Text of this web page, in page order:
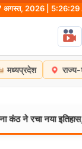
अगस्त, 2026 | 5:26:30
मध्यप्रदेश
इतिहास, FCL कोर्स